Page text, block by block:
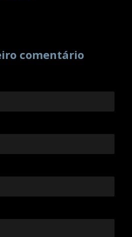
comentário